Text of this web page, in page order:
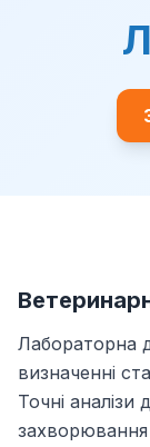
Лабораторна
визначенні
Точні
захворювання